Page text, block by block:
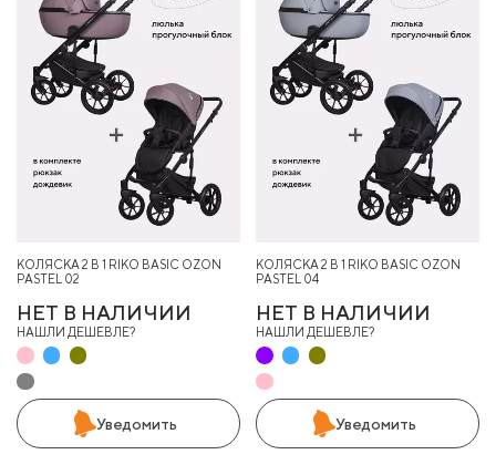
КОЛЯСКА 2 В 1 RIKO BASIC OZON
PASTEL 02
НЕТ В НАЛИЧИИ
НАШЛИ ДЕШЕВЛЕ?
Уведомить
КОЛЯСКА 2 В 1 RIKO BASIC OZON
PASTEL 04
НЕТ В НАЛИЧИИ
НАШЛИ ДЕШЕВЛЕ?
Уведомить